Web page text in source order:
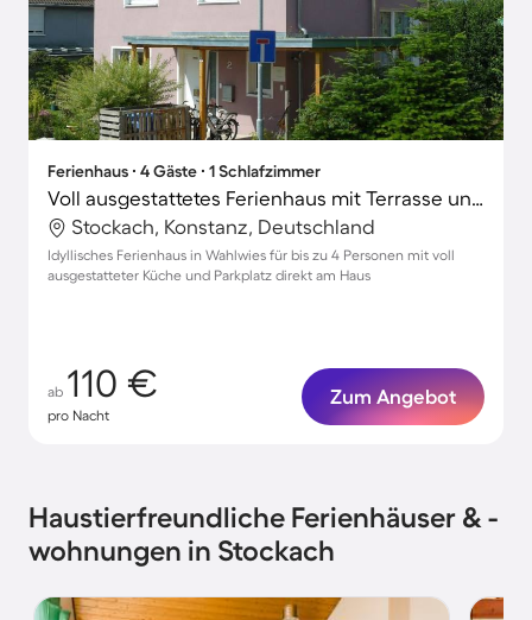
Ferienhaus ∙ 4 Gäste ∙ 1 Schlafzimmer
Voll ausgestattetes Ferienhaus mit Terrasse und Grill
Stockach, Konstanz, Deutschland
Idyllisches Ferienhaus in Wahlwies für bis zu 4 Personen mit voll
ausgestatteter Küche und Parkplatz direkt am Haus
ab 110 €
pro Nacht
Zum Angebot
Haustierfreundliche Ferienhäuser & -
wohnungen in Stockach